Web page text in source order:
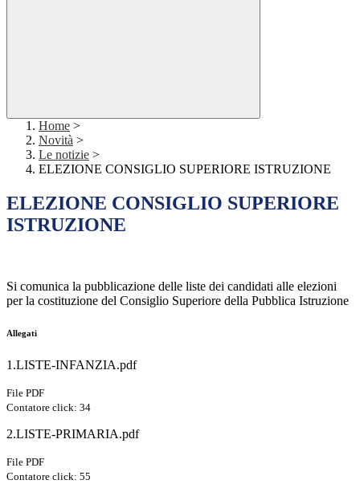
Home >
Novità >
Le notizie >
ELEZIONE CONSIGLIO SUPERIORE ISTRUZIONE
ELEZIONE CONSIGLIO SUPERIORE
ISTRUZIONE
Si comunica la pubblicazione delle liste dei candidati alle elezioni
per la costituzione del Consiglio Superiore della Pubblica Istruzione
Allegati
1.LISTE-INFANZIA.pdf
File PDF
Contatore click: 34
2.LISTE-PRIMARIA.pdf
File PDF
Contatore click: 55